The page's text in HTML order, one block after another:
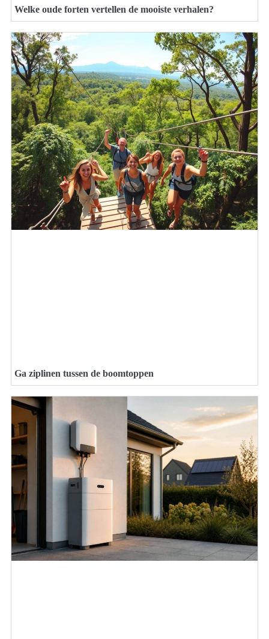
Welke oude forten vertellen de mooiste verhalen?
Ga ziplinen tussen de boomtoppen